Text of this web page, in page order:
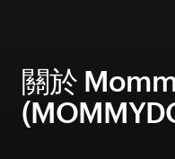
關於